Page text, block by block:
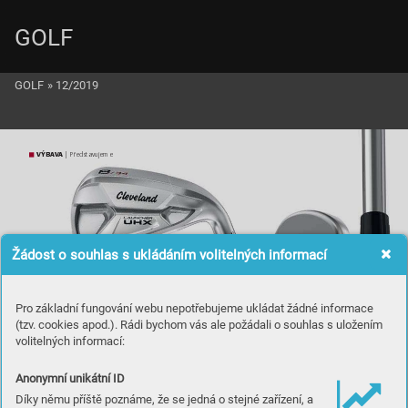
Žádost o souhlas s ukládáním volitelných informací
Pro základní fungování webu nepotřebujeme ukládat žádné informace
(tzv. cookies apod.). Rádi bychom vás ale požádali o souhlas s uložením
volitelných informací:
Anonymní unikátní ID
Díky němu příště poznáme, že se jedná o stejné zařízení, a
VÝBAVA | Představujeme
GOLF
GOLF » 12/2019